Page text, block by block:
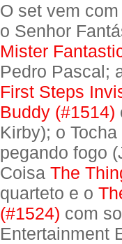
O set vem
o Senhor
Mister
Pedro Pascal;
First Steps
Buddy (#1514)
Kirby); o
pegando fogo
Coisa The
quarteto e o
(#1524) com
Entertainment